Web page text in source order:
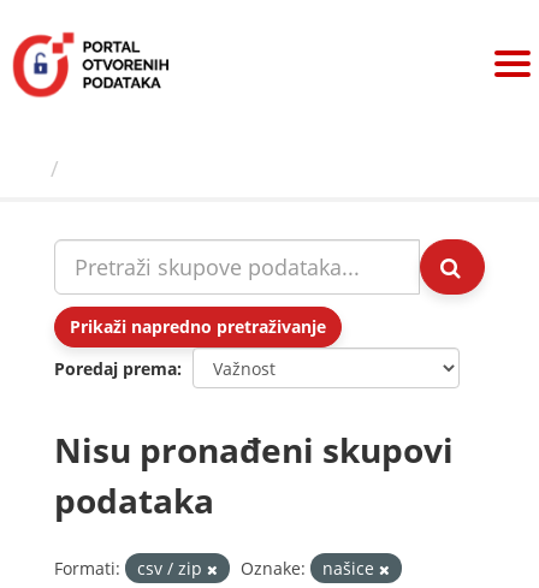
sadržaj
Prikaži napredno pretraživanje
Poredaj prema
Nisu pronađeni skupovi
podataka
Formati: csv / zip Oznake:
našice